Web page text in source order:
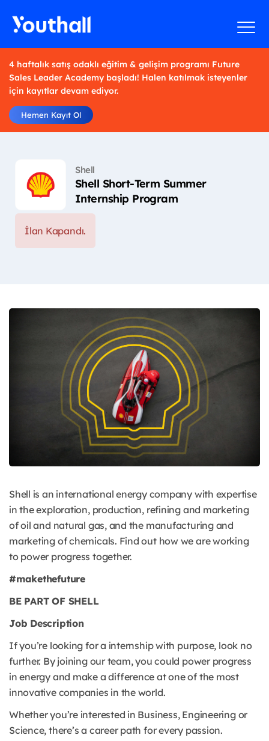
4 haftalık satış odaklı eğitim & gelişim programı Future
Sales Leader Academy başladı! Halen katılmak isteyenler
için kayıtlar devam ediyor.
Hemen Kayıt Ol
Shell
Shell Short-Term Summer
Internship Program
İlan Kapandı.
Shell is an international energy company with expertise
in the exploration, production, refining and marketing
of oil and natural gas, and the manufacturing and
marketing of chemicals. Find out how we are working
to power progress together.
#makethefuture
BE PART OF SHELL
Job Description
If you’re looking for a internship with purpose, look no
further. By joining our team, you could power progress
in energy and make a difference at one of the most
innovative companies in the world.
Whether you’re interested in Business, Engineering or
Science, there’s a career path for every passion.